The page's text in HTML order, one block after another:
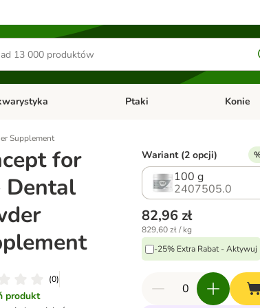
menu kategorii: Małe zwierzętaOtwórz menu kategorii:
Ptaki Otwórz
Konie
Supplement
for
Dental
(0)
produkt
Wariant (2 opcji)
100 g
2407505.0
82,96 zł
829,60 zł / kg
-25% Extra Rabat - Aktywuj